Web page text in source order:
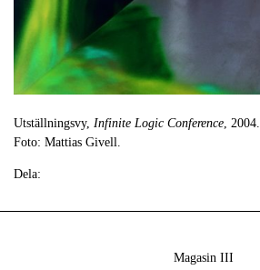
Utställningsvy, Infinite Logic Conference, 2004.
Foto: Mattias Givell.
Dela:
Magasin III